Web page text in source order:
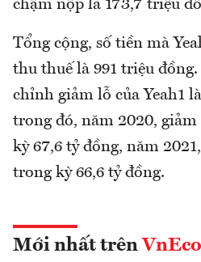
chậm nộp là 173,7 triệu
Tổng cộng, số tiền mà
thu thuế là 991 triệu
chỉnh giảm lỗ của Yeah1
trong đó, năm 2020,
kỳ 67,6 tỷ đồng, năm
trong kỳ 66,6 tỷ đồng.
Mới nhất trên